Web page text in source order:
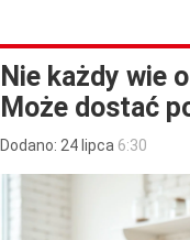
Nie każdy wie
Może dostać
Dodano: 24 lipca 6:30